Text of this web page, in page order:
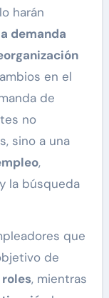
harán
demanda
en el
de
no
sino a una
,
la búsqueda
que
de
, mientras